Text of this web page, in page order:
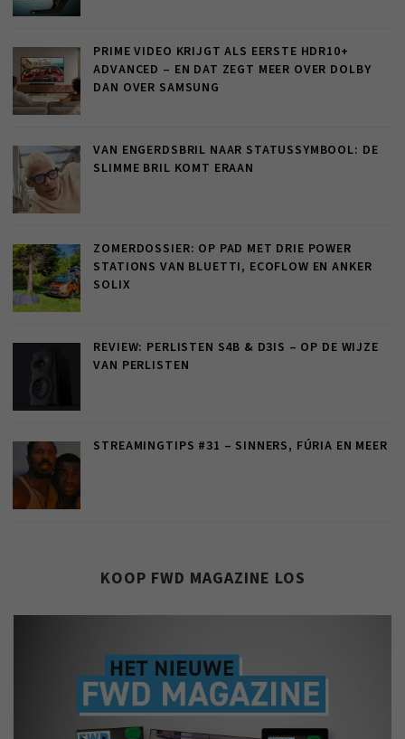
PRIME VIDEO KRIJGT ALS EERSTE HDR10+
ADVANCED – EN DAT ZEGT MEER OVER DOLBY
DAN OVER SAMSUNG
VAN ENGERDSBRIL NAAR STATUSSYMBOOL: DE
SLIMME BRIL KOMT ERAAN
ZOMERDOSSIER: OP PAD MET DRIE POWER
STATIONS VAN BLUETTI, ECOFLOW EN ANKER
SOLIX
REVIEW: PERLISTEN S4B & D3IS – OP DE WIJZE
VAN PERLISTEN
STREAMINGTIPS #31 – SINNERS, FÚRIA EN MEER
KOOP FWD MAGAZINE LOS